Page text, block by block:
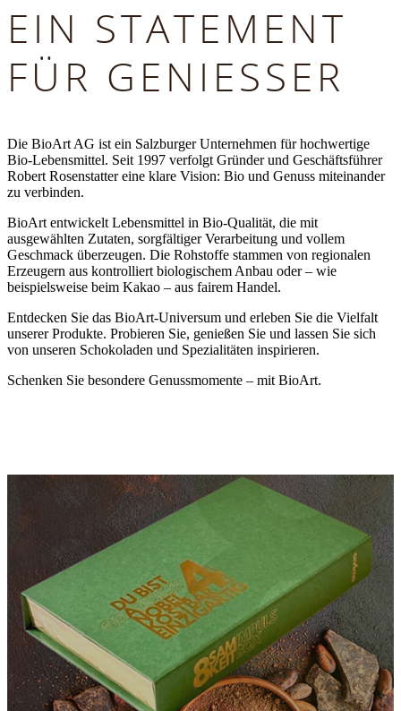
EIN STATEMENT
FÜR GENIESSER
Die BioArt AG ist ein Salzburger Unternehmen für hochwertige
Bio-Lebensmittel. Seit 1997 verfolgt Gründer und Geschäftsführer
Robert Rosenstatter eine klare Vision: Bio und Genuss miteinander
zu verbinden.
BioArt entwickelt Lebensmittel in Bio-Qualität, die mit
ausgewählten Zutaten, sorgfältiger Verarbeitung und vollem
Geschmack überzeugen. Die Rohstoffe stammen von regionalen
Erzeugern aus kontrolliert biologischem Anbau oder – wie
beispielsweise beim Kakao – aus fairem Handel.
Entdecken Sie das BioArt-Universum und erleben Sie die Vielfalt
unserer Produkte. Probieren Sie, genießen Sie und lassen Sie sich
von unseren Schokoladen und Spezialitäten inspirieren.
Schenken Sie besondere Genussmomente – mit BioArt.